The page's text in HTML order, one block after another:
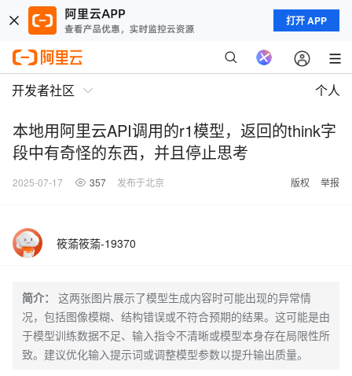
打开 APP
开发者社区 个人
本地用阿里云API调用的r1模型，返回的think字
段中有奇怪的东西，并且停止思考
2025-07-17 357 发布于北京 版权 举报
筱蕍筱蕍-19370
简介：
这两张图片展示了模型生成内容时可能出现的异常情
况，包括图像模糊、结构错误或不符合预期的结果。这可能是由
于模型训练数据不足、输入指令不清晰或模型本身存在局限性所
致。建议优化输入提示词或调整模型参数以提升输出质量。